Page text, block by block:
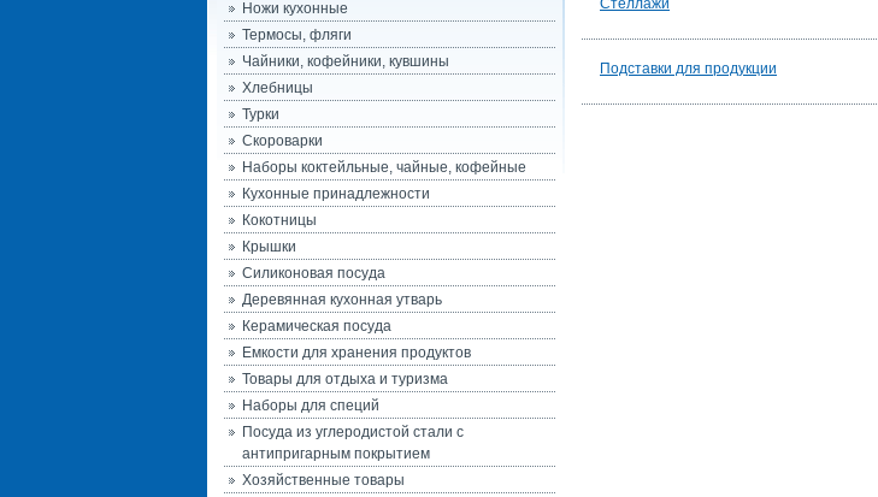
Ножи кухонные
Термосы, фляги
Чайники, кофейники, кувшины
Хлебницы
Турки
Скороварки
Наборы коктейльные, чайные, кофейные
Кухонные принадлежности
Кокотницы
Крышки
Силиконовая посуда
Деревянная кухонная утварь
Керамическая посуда
Емкости для хранения продуктов
Товары для отдыха и туризма
Наборы для специй
Посуда из углеродистой стали с
антипригарным покрытием
Хозяйственные товары
Стеллажи
Подставки для продукции